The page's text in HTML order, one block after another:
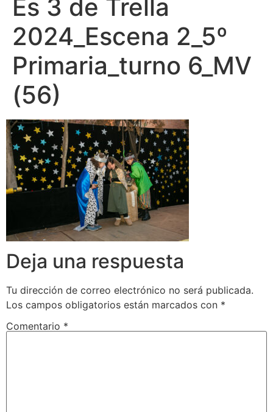
Es 3 de Trella
2024_Escena 2_5º
Primaria_turno 6_MV
(56)
Deja una respuesta
Tu dirección de correo electrónico no será publicada.
Los campos obligatorios están marcados con *
Comentario *